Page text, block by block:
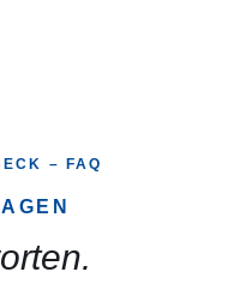
– FAQ